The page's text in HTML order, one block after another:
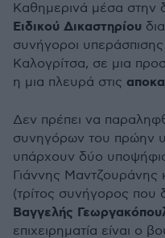
Καθημερινά μέσα στην
Ειδικού Δικαστηρίου
συνήγοροι
Καλογρίτσα, σε μια
η μια πλευρά στις
Δεν πρέπει να
συνηγόρων του πρώην
υπάρχουν δύο
Γιάννης Μαντζουράνης
(τρίτος συνήγορος που
Βαγγελής
επιχειρηματία είναι